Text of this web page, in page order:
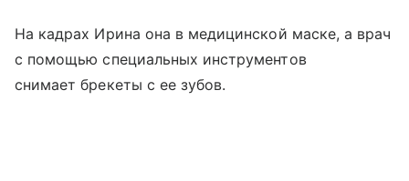
На кадрах Ирина она в медицинской маске, а врач
с помощью специальных инструментов
снимает брекеты с ее зубов.